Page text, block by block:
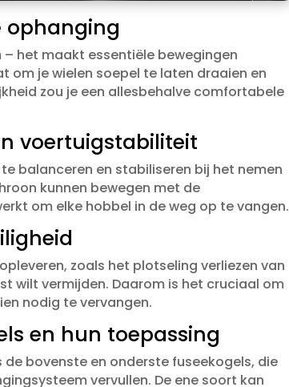
ophanging
– het maakt essentiële bewegingen
om je wielen soepel te laten draaien en
zou je een allesbehalve comfortabele
voertuigstabiliteit
balanceren en stabiliseren bij het nemen
kunnen bewegen met de
om elke hobbel in de weg op te vangen.​
zoals het plotseling verliezen van
wilt vermijden.​ Daarom is het cruciaal om
nodig te vervangen.​
en hun toepassing
de bovenste en onderste fuseekogels, die
vervullen.​ De ene soort kan